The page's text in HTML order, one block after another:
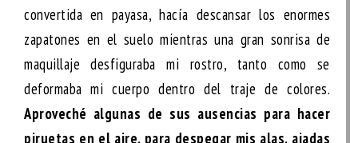
convertida en payasa, hacía descansar los enormes
zapatones en el suelo mientras una gran sonrisa de
maquillaje desfiguraba mi rostro, tanto como se
deformaba mi cuerpo dentro del traje de colores.
Aproveché algunas de sus ausencias para hacer
piruetas en el aire, para despegar mis alas, ajadas